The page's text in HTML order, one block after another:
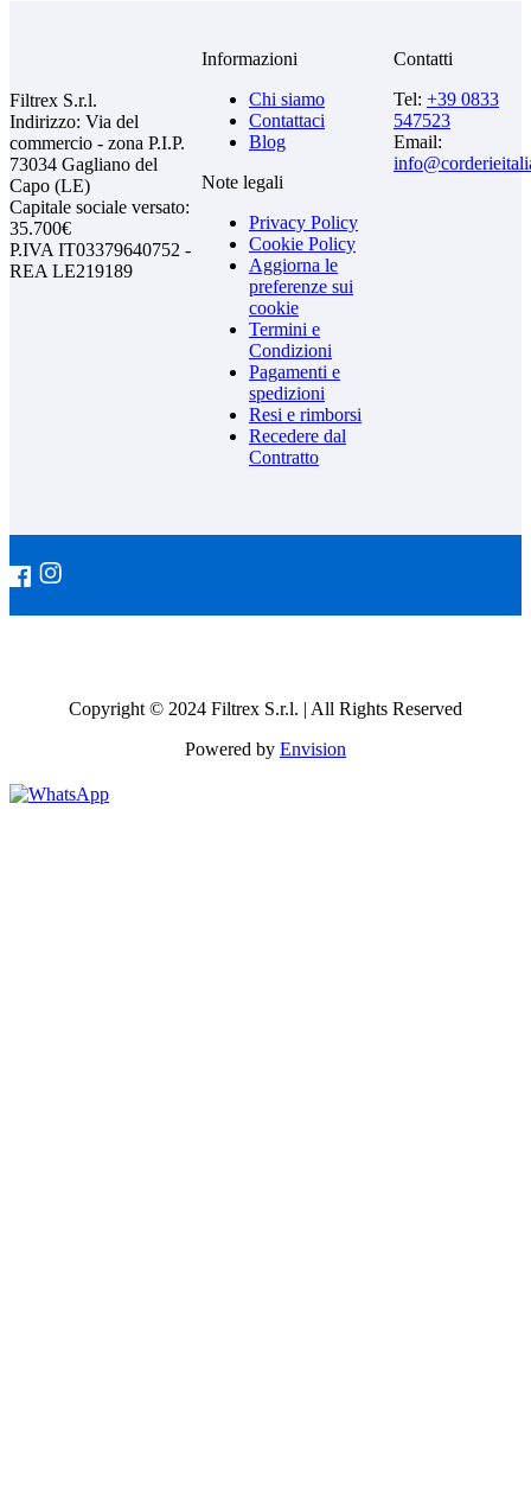
Filtrex S.r.l.
Indirizzo: Via del
commercio - zona P.I.P.
73034 Gagliano del
Capo (LE)
Capitale sociale versato:
35.700€
P.IVA IT03379640752 -
REA LE219189
Informazioni
Chi siamo
Contattaci
Blog
Note legali
Privacy Policy
Cookie Policy
Aggiorna le
preferenze sui
cookie
Termini e
Condizioni
Pagamenti e
spedizioni
Resi e rimborsi
Recedere dal
Contratto
Contatti
Tel: +39 0833
547523
Email:
Copyright © 2024 Filtrex S.r.l. | All Rights Reserved
Powered by Envision